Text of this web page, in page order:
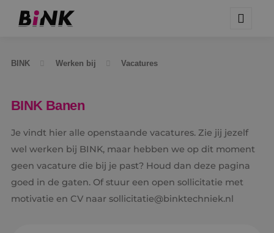
BINK Werken bij Vacatures
BINK Banen
Je vindt hier alle openstaande vacatures. Zie jij jezelf
wel werken bij BINK, maar hebben we op dit moment
geen vacature die bij je past? Houd dan deze pagina
goed in de gaten. Of stuur een open sollicitatie met
motivatie en CV naar sollicitatie@binktechniek.nl